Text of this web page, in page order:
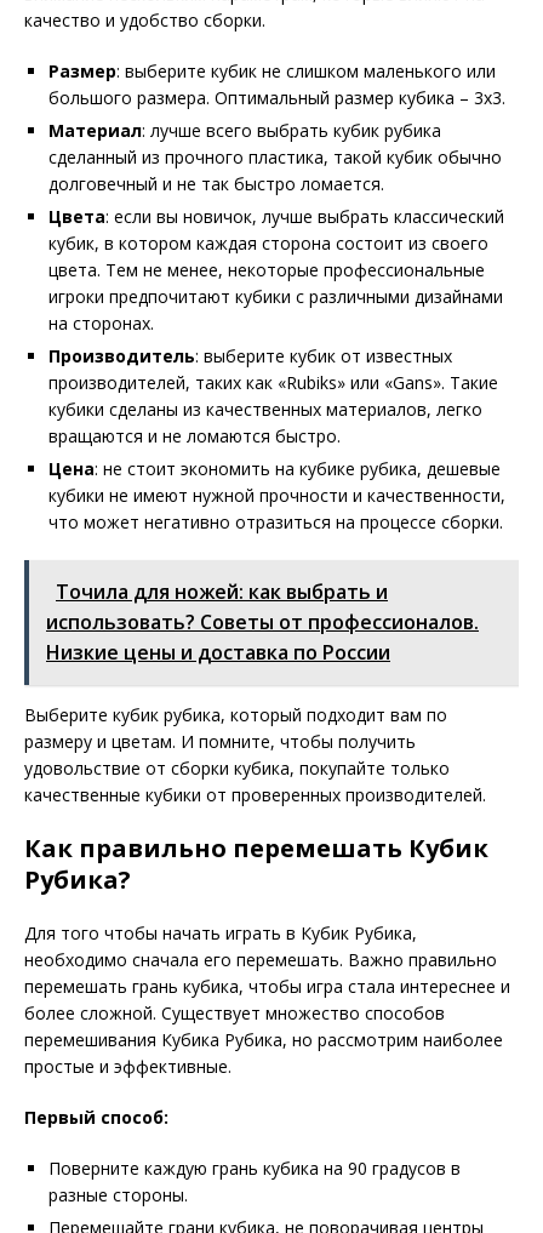
качество и удобство сборки.
Размер: выберите кубик не слишком маленького или
большого размера. Оптимальный размер кубика – 3х3.
Материал: лучше всего выбрать кубик рубика
сделанный из прочного пластика, такой кубик обычно
долговечный и не так быстро ломается.
Цвета: если вы новичок, лучше выбрать классический
кубик, в котором каждая сторона состоит из своего
цвета. Тем не менее, некоторые профессиональные
игроки предпочитают кубики с различными дизайнами
на сторонах.
Производитель: выберите кубик от известных
производителей, таких как «Rubiks» или «Gans». Такие
кубики сделаны из качественных материалов, легко
вращаются и не ломаются быстро.
Цена: не стоит экономить на кубике рубика, дешевые
кубики не имеют нужной прочности и качественности,
что может негативно отразиться на процессе сборки.
Точила для ножей: как выбрать и
использовать? Советы от профессионалов.
Низкие цены и доставка по России
Выберите кубик рубика, который подходит вам по
размеру и цветам. И помните, чтобы получить
удовольствие от сборки кубика, покупайте только
качественные кубики от проверенных производителей.
Как правильно перемешать Кубик
Рубика?
Для того чтобы начать играть в Кубик Рубика,
необходимо сначала его перемешать. Важно правильно
перемешать грань кубика, чтобы игра стала интереснее и
более сложной. Существует множество способов
перемешивания Кубика Рубика, но рассмотрим наиболее
простые и эффективные.
Первый способ:
Поверните каждую грань кубика на 90 градусов в
разные стороны.
Перемешайте грани кубика, не поворачивая центры